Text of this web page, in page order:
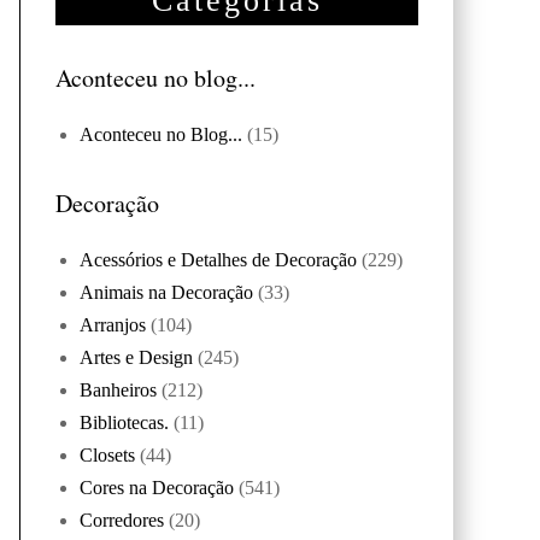
Aconteceu no blog...
Aconteceu no Blog... (15)
Decoração
Acessórios e Detalhes de Decoração (229)
Animais na Decoração (33)
Arranjos (104)
Artes e Design (245)
Banheiros (212)
Bibliotecas. (11)
Closets (44)
Cores na Decoração (541)
Corredores (20)